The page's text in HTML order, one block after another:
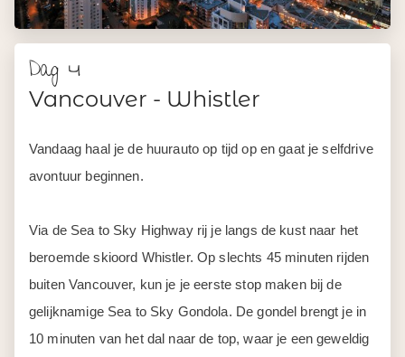
Dag 4
Vancouver - Whistler
Vandaag haal je de huurauto op tijd op en gaat je selfdrive
avontuur beginnen.
Via de Sea to Sky Highway rij je langs de kust naar het
beroemde skioord Whistler. Op slechts 45 minuten rijden
buiten Vancouver, kun je je eerste stop maken bij de
gelijknamige Sea to Sky Gondola. De gondel brengt je in
10 minuten van het dal naar de top, waar je een geweldig